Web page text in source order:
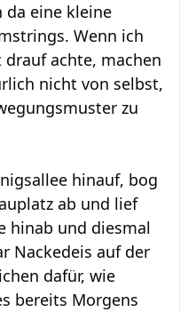
da eine kleine
Wenn ich
achte, machen
nicht von selbst,
zu
hinauf, bog
ab und lief
hinab und diesmal
Nackedeis auf der
dafür, wie
bereits Morgens